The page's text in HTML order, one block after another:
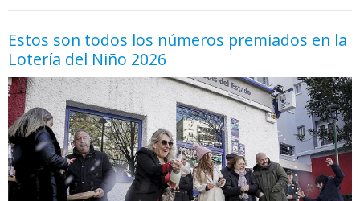
Estos son todos los números premiados en la
Lotería del Niño 2026